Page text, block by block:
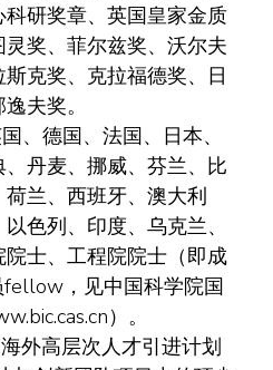
研奖章、英国皇家金质
奖、菲尔兹奖、沃尔夫
克奖、克拉福德奖、日
夫奖。
德国、法国、日本、
丹麦、挪威、芬兰、比
兰、西班牙、澳大利
色列、印度、乌克兰、
士、工程院院士（即成
，见中国科学院国
）。
高层次人才引进计划